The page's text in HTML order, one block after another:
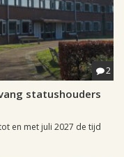
2
statushouders
en met juli 2027 de tijd